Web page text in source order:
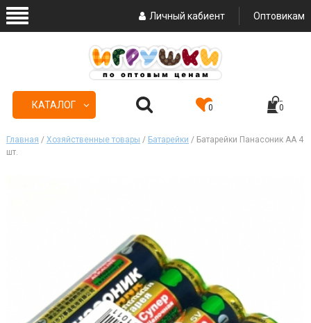
Личный кабиент Оптовикам
КАТАЛОГ 0 0
Главная / Хозяйственные товары / Батарейки / Батарейки Панасоник АА 4
шт.